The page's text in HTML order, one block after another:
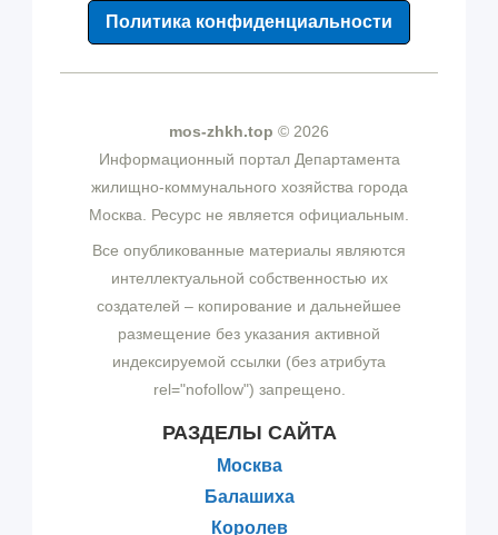
Политика конфиденциальности
mos-zhkh.top © 2026
Информационный портал Департамента
жилищно-коммунального хозяйства города
Москва. Ресурс не является официальным.
Все опубликованные материалы являются
интеллектуальной собственностью их
создателей – копирование и дальнейшее
размещение без указания активной
индексируемой ссылки (без атрибута
rel="nofollow") запрещено.
РАЗДЕЛЫ САЙТА
Москва
Балашиха
Королев